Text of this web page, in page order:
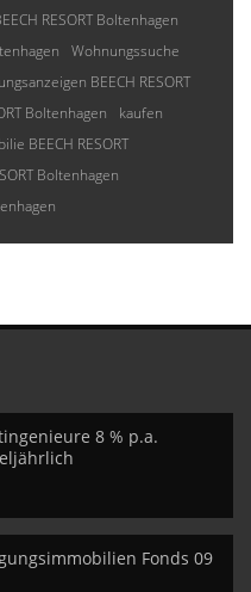
RESORT Boltenhagen
Wohnungssuche
BEECH RESORT
Boltenhagen
kaufen
BEECH RESORT
Boltenhagen
8 % p.a.
Fonds 09